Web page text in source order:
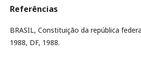
Referências
BRASIL, Constituição da república
1988, DF, 1988.